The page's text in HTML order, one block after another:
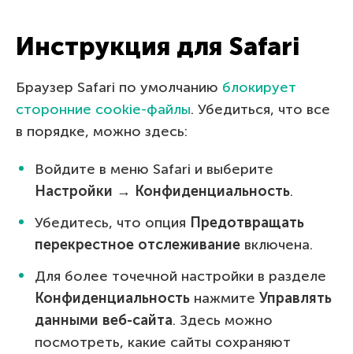
Инструкция для Safari
Браузер Safari по умолчанию блокирует
сторонние cookie-файлы. Убедиться, что все
в порядке, можно здесь:
Войдите в меню Safari и выберите
Настройки → Конфиденциальность.
Убедитесь, что опция Предотвращать
перекрестное отслеживание включена.
Для более точечной настройки в разделе
Конфиденциальность нажмите Управлять
данными веб-сайта. Здесь можно
посмотреть, какие сайты сохраняют